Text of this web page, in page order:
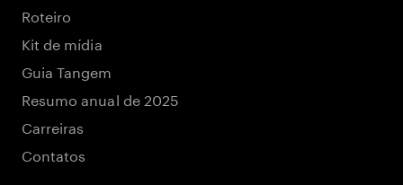
Roteiro
Kit de mídia
Guia Tangem
Resumo anual de 2025
Carreiras
Contatos